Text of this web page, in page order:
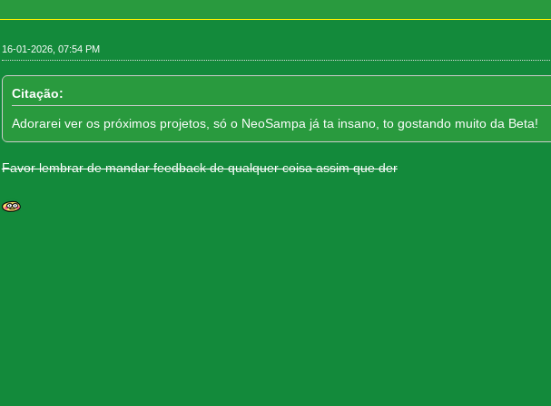
16-01-2026, 07:54 PM
Citação:
Adorarei ver os próximos projetos, só o NeoSampa já ta insano, to gostando muito da Beta!
Favor lembrar de mandar feedback de qualquer coisa assim que der